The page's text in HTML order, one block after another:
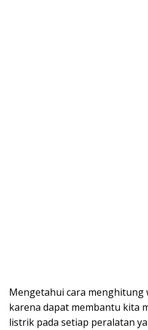
Mengetahui cara
karena dapat membantu kita
listrik pada setiap peralatan